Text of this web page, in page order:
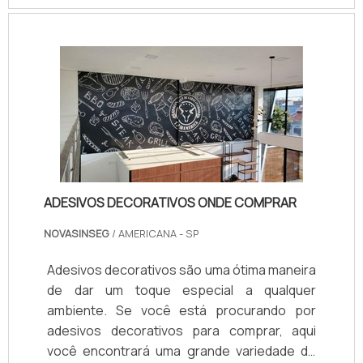
variedade de adesivos decorativos para
ADESIVOS DECORATIVOS ONDE COMPRAR
NOVASINSEG / AMERICANA - SP
Adesivos decorativos são uma ótima maneira
de dar um toque especial a qualquer
ambiente. Se você está procurando por
adesivos decorativos para comprar, aqui
você encontrará uma grande variedade de